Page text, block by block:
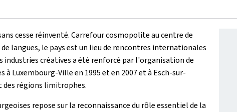
cesse réinventé. Carrefour cosmopolite au centre de
langues, le pays est un lieu de rencontres internationales
créatives a été renforcé par l'organisation de
Luxembourg-Ville en 1995 et en 2007 et à Esch-sur-
régions limitrophes.
repose sur la reconnaissance du rôle essentiel de la